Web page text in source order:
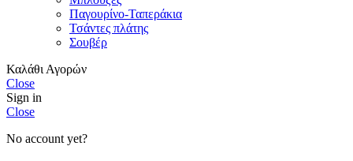
Παγουρίνο-Ταπεράκια
Τσάντες πλάτης
Σουβέρ
Καλάθι Αγορών
Close
Sign in
Close
No account yet?